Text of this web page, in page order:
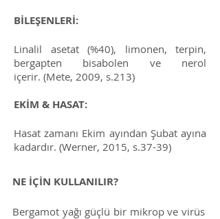
BİLEŞENLERİ:
Linalil asetat (%40), limonen, terpin,
bergapten bisabolen ve nerol
içerir. (Mete, 2009, s.213)
EKİM & HASAT:
Hasat zamanı Ekim ayından Şubat ayına
kadardır. (Werner, 2015, s.37-39)
NE İÇİN KULLANILIR?
Bergamot yağı güçlü bir mikrop ve virüs